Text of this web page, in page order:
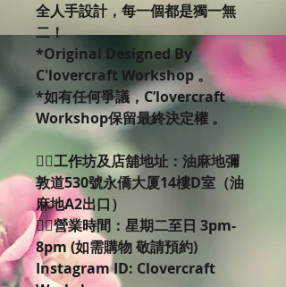
全人手設計，每一個都是獨一無
二！
*Original Designed By
C'lovercraft Workshop 。
*如有任何爭議，C’lovercraft
Workshop保留最終決定權 。
👉🏻工作坊及店舖地址：油麻地彌
敦道530號永僑大厦14樓D室（油
麻地A2出口）
👉🏻營業時間：星期二至日 3pm-
8pm (如需購物 敬請預約)
Instagram ID: Clovercraft